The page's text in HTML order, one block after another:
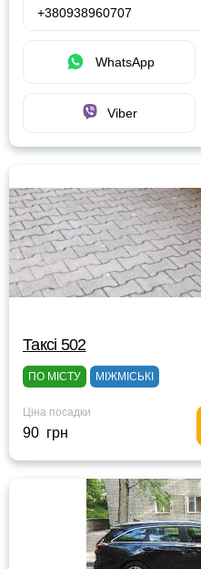
+380938960707
WhatsApp
Viber
Таксі 502
ПО МІСТУ МІЖМІСЬКІ
Ціна посадки
90 грн